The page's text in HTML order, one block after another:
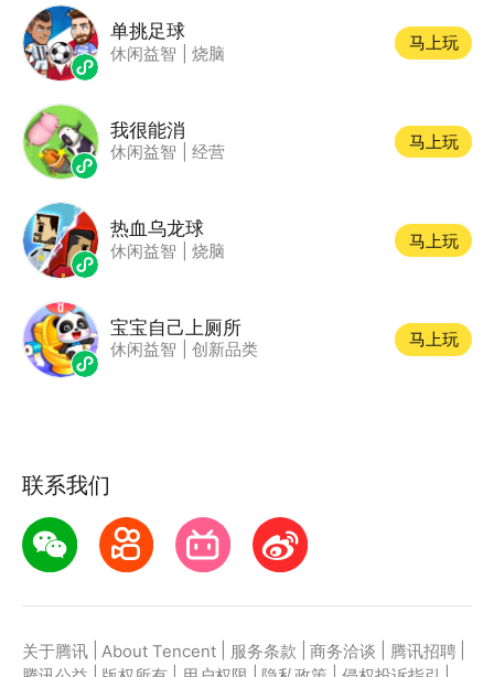
单挑足球
休闲益智 烧脑
马上玩
我很能消
休闲益智 经营
马上玩
热血乌龙球
休闲益智 烧脑
马上玩
宝宝自己上厕所
休闲益智 创新品类
马上玩
联系我们
关于腾讯 About Tencent 服务条款 商务洽谈 腾讯招聘